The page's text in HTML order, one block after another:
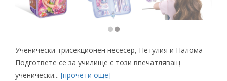
Ученически трисекционен несесер, Петулия и Палома
Подгответе се за училище с този впечатляващ
ученически... [прочети още]